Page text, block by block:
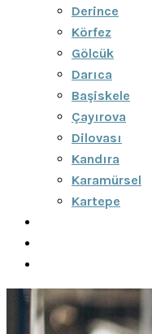
Derince
Körfez
Gölcük
Darıca
Başiskele
Çayırova
Dilovası
Kandıra
Karamürsel
Kartepe